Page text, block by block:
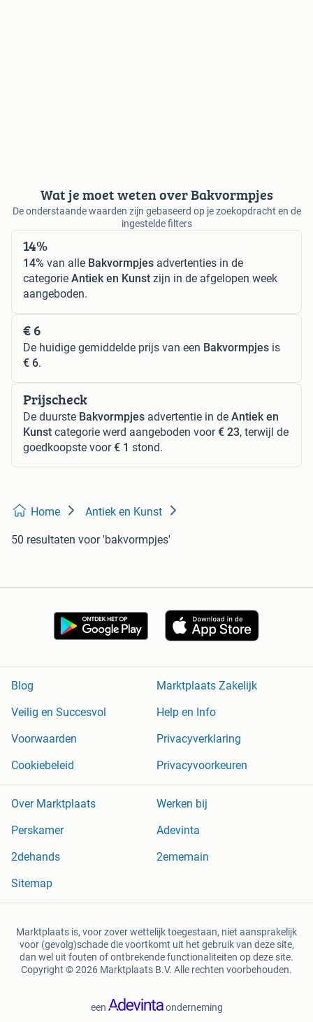
Wat je moet weten over Bakvormpjes
De onderstaande waarden zijn gebaseerd op je zoekopdracht en de
ingestelde filters
14%
14% van alle Bakvormpjes advertenties in de
categorie Antiek en Kunst zijn in de afgelopen week
aangeboden.
€ 6
De huidige gemiddelde prijs van een Bakvormpjes is
€ 6.
Prijscheck
De duurste Bakvormpjes advertentie in de Antiek en
Kunst categorie werd aangeboden voor€ 23, terwijl de
goedkoopste voor€ 1 stond.
Home Antiek en Kunst
50 resultaten voor 'bakvormpjes'
Blog
Marktplaats Zakelijk
Veilig en Succesvol
Help en Info
Voorwaarden
Privacyverklaring
Cookiebeleid
Privacyvoorkeuren
Over Marktplaats
Werken bij
Perskamer
Adevinta
2dehands
2ememain
Sitemap
Marktplaats is, voor zover wettelijk toegestaan, niet aansprakelijk
voor (gevolg)schade die voortkomt uit het gebruik van deze site,
dan wel uit fouten of ontbrekende functionaliteiten op deze site.
Copyright © 2026 Marktplaats B.V. Alle rechten voorbehouden.
een onderneming